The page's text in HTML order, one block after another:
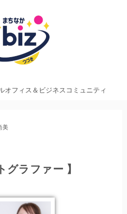
オフィス＆ビジネスコミュニティ
美
グラファー 】